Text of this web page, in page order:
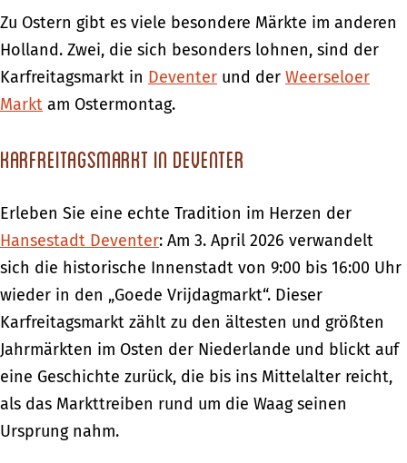
Zu Ostern gibt es viele besondere Märkte im anderen
Holland. Zwei, die sich besonders lohnen, sind der
Karfreitagsmarkt in Deventer und der Weerseloer
Markt am Ostermontag.
Karfreitagsmarkt in Deventer
Erleben Sie eine echte Tradition im Herzen der
Hansestadt Deventer: Am 3. April 2026 verwandelt
sich die historische Innenstadt von 9:00 bis 16:00 Uhr
wieder in den „Goede Vrijdagmarkt“. Dieser
Karfreitagsmarkt zählt zu den ältesten und größten
Jahrmärkten im Osten der Niederlande und blickt auf
eine Geschichte zurück, die bis ins Mittelalter reicht,
als das Markttreiben rund um die Waag seinen
Ursprung nahm.